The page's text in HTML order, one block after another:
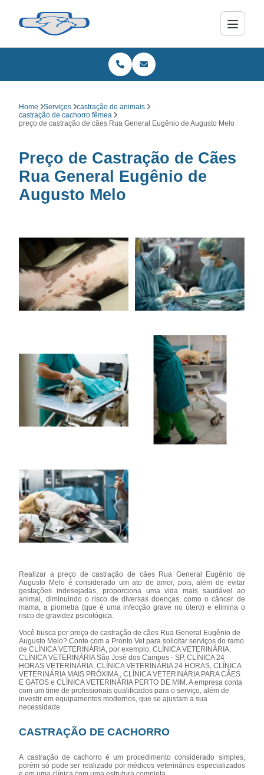
Home Serviços
castração de animais
castração de cachorro fêmea
preço de castração de cães Rua General Eugênio de Augusto Melo
Preço de Castração de Cães
Rua General Eugênio de
Augusto Melo
Realizar a preço de castração de cães Rua General Eugênio de
Augusto Melo é considerado um ato de amor, pois, além de evitar
gestações indesejadas, proporciona uma vida mais saudável ao
animal, diminuindo o risco de diversas doenças, como o câncer de
mama, a piometra (que é uma infecção grave no útero) e elimina o
risco de gravidez psicológica.
Você busca por preço de castração de cães Rua General Eugênio de
Augusto Melo? Conte com a Pronto Vet para solicitar serviços do ramo
de CLÍNICA VETERINÁRIA, por exemplo, CLÍNICA VETERINÁRIA,
CLÍNICA VETERINÁRIA São José dos Campos - SP, CLÍNICA 24
HORAS VETERINÁRIA, CLÍNICA VETERINÁRIA 24 HORAS, CLÍNICA
VETERINÁRIA MAIS PRÓXIMA , CLÍNICA VETERINÁRIA PARA CÃES
E GATOS e CLÍNICA VETERINÁRIA PERTO DE MIM. A empresa conta
com um time de profissionais qualificados para o serviço, além de
investir em equipamentos modernos, que se ajustam a sua
necessidade.
CASTRAÇÃO DE CACHORRO
A castração de cachorro é um procedimento considerado simples,
porém só pode ser realizado por médicos veterinários especializados